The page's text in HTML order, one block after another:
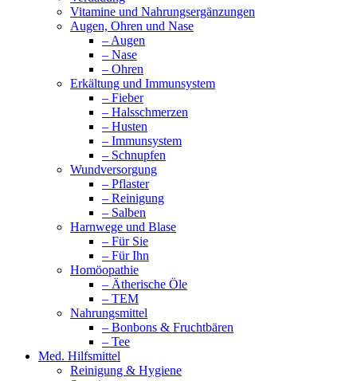
Vitamine und Nahrungsergänzungen
Augen, Ohren und Nase
– Augen
– Nase
– Ohren
Erkältung und Immunsystem
– Fieber
– Halsschmerzen
– Husten
– Immunsystem
– Schnupfen
Wundversorgung
– Pflaster
– Reinigung
– Salben
Harnwege und Blase
– Für Sie
– Für Ihn
Homöopathie
– Ätherische Öle
– TEM
Nahrungsmittel
– Bonbons & Fruchtbären
– Tee
Med. Hilfsmittel
Reinigung & Hygiene